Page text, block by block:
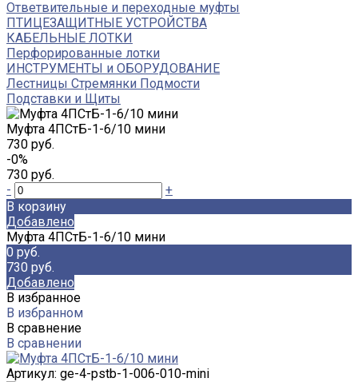
Ответвительные и переходные муфты
ПТИЦЕЗАЩИТНЫЕ УСТРОЙСТВА
КАБЕЛЬНЫЕ ЛОТКИ
Перфорированные лотки
ИНСТРУМЕНТЫ и ОБОРУДОВАНИЕ
Лестницы Стремянки Подмости
Подставки и Щиты
Муфта 4ПСтБ-1-6/10 мини
730 руб.
-0%
730 руб.
-
+
В корзину
Добавлено
Муфта 4ПСтБ-1-6/10 мини
0 руб.
730 руб.
Добавлено
В избранное
В избранном
В сравнение
В сравнении
Артикул: ge-4-pstb-1-006-010-mini